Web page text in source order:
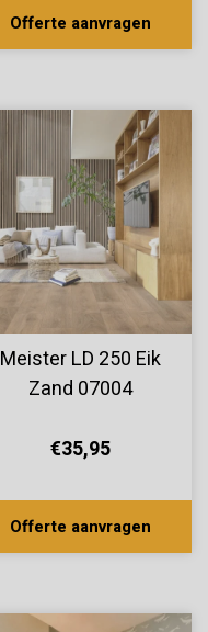
Offerte aanvragen
Meister LD 250 Eik
Zand 07004
€35,95
Offerte aanvragen